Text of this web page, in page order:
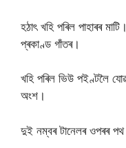
হঠাৎ খহি পৰিল পাহাৰৰ
প্ৰকাণ্ড গাঁতৰ।
খহি পৰিল ভিউ পইণ্টলৈ
অংশ।
দুই নম্বৰ টানেলৰ ওপৰৰ পথ